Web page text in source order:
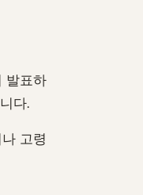
발표하
다.
고령